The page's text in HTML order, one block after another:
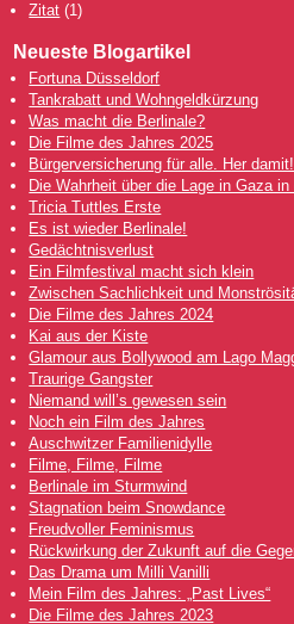
Zitat (1)
Neueste Blogartikel
Fortuna Düsseldorf
Tankrabatt und Wohngeldkürzung
Was macht die Berlinale?
Die Filme des Jahres 2025
Bürgerversicherung für alle. Her damit!
Die Wahrheit über die Lage in Gaza
Tricia Tuttles Erste
Es ist wieder Berlinale!
Gedächtnisverlust
Ein Filmfestival macht sich klein
Zwischen Sachlichkeit und
Die Filme des Jahres 2024
Kai aus der Kiste
Glamour aus Bollywood am Lago
Traurige Gangster
Niemand will’s gewesen sein
Noch ein Film des Jahres
Auschwitzer Familienidylle
Filme, Filme, Filme
Berlinale im Sturmwind
Stagnation beim Snowdance
Freudvoller Feminismus
Rückwirkung der Zukunft auf die
Das Drama um Milli Vanilli
Mein Film des Jahres: „Past Lives“
Die Filme des Jahres 2023